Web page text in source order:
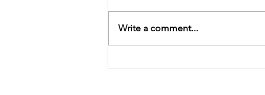
Write a comment...